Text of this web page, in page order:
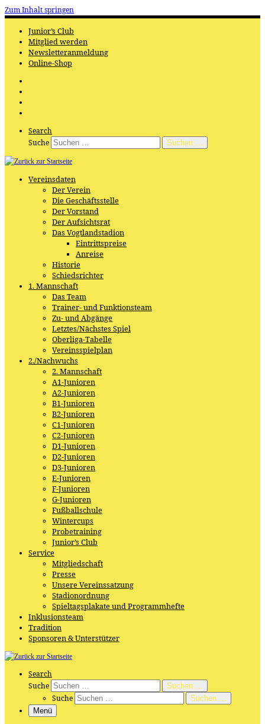
Zum Inhalt springen
Junior’s Club
Mitglied werden
Newsletteranmeldung
Online-Shop
Search
Suche
Suchen …
Vereinsdaten
Der Verein
Die Geschäftsstelle
Der Vorstand
Der Aufsichtsrat
Das Vogtlandstadion
Eintrittspreise
Anreise
Historie
Schiedsrichter
1. Mannschaft
Das Team
Trainer- und Funktionsteam
Zu- und Abgänge
Letztes/Nächstes Spiel
Oberliga-Tabelle
Vereinsspielplan
2./Nachwuchs
2. Mannschaft
A1-Junioren
A2-Junioren
B1-Junioren
B2-Junioren
C1-Junioren
C2-Junioren
D1-Junioren
D2-Junioren
D3-Junioren
E-Junioren
F-Junioren
G-Junioren
Fußballschule
Wintercups
Probetraining
Junior’s Club
Service
Mitgliedschaft
Presse
Unsere Vereinssatzung
Stadionordnung
Spieltagsplakate und Programmhefte
Inklusionsteam
Tradition
Sponsoren & Unterstützer
Search
Suche
Suchen …
Suche
Suchen …
Menü